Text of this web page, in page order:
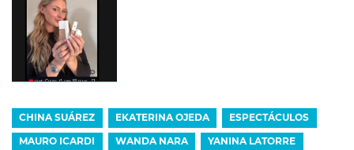
CHINA SUÁREZ EKATERINA OJEDA ESPECTÁCULOS
MAURO ICARDI WANDA NARA YANINA LATORRE